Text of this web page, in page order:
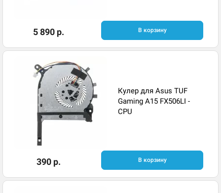
5 890 р. В корзину
Кулер для Asus TUF
Gaming A15 FX506LI -
CPU
390 р. В корзину